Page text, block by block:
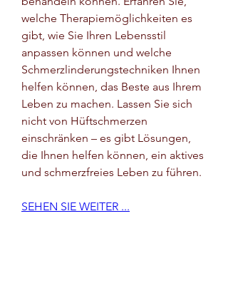
welche Therapiemöglichkeiten es
gibt, wie Sie Ihren Lebensstil
anpassen können und welche
Schmerzlinderungstechniken Ihnen
helfen können, das Beste aus Ihrem
Leben zu machen. Lassen Sie sich
nicht von Hüftschmerzen
einschränken – es gibt Lösungen,
die Ihnen helfen können, ein aktives
und schmerzfreies Leben zu führen.
SEHEN SIE WEITER ...